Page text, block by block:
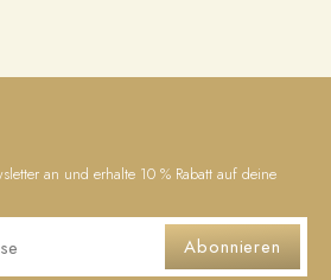
an und erhalte 10 % Rabatt auf deine
Abonnieren